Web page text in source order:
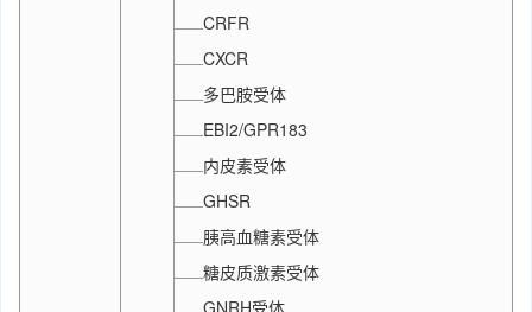
CRFR
CXCR
多巴胺受体
EBI2/GPR183
内皮素受体
GHSR
胰高血糖素受体
糖皮质激素受体
GNRH受体